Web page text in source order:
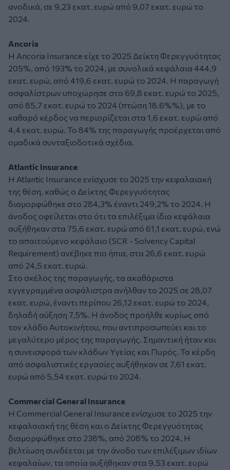
ανοδικά, σε 9,23 εκατ. ευρώ από 9,07 εκατ. ευρώ το
2024.
Ancoria
Η Ancoria Insurance είχε το 2025 Δείκτη Φερεγγυότητας
205%, από 193% το 2024, με συνολικά κεφάλαια 444,9
εκατ. ευρώ, από 419,6 εκατ. ευρώ το 2024. Η παραγωγή
ασφαλίστρων υποχώρησε στα 69,8 εκατ. ευρώ το 2025,
από 85,7 εκατ. ευρώ το 2024 (πτώση 18.6%%), με το
καθαρό κέρδος να περιορίζεται στα 1,6 εκατ. ευρώ από
4,4 εκατ. ευρώ. To 84% της παραγωγής προέρχεται από
ομαδικά συνταξιοδοτικά σχέδια.
Atlantic Insurance
Η Atlantic Insurance ενίσχυσε το 2025 την κεφαλαιακή
της θέση, καθώς ο Δείκτης Φερεγγυότητας
διαμορφώθηκε στο 284,3% έναντι 249,2% το 2024. Η
άνοδος οφείλεται στο ότι τα επιλέξιμα ίδια κεφάλαια
αυξήθηκαν στα 75,6 εκατ. ευρώ από 61,1 εκατ. ευρώ, ενώ
το απαιτούμενο κεφάλαιο (SCR - Solvency Capital
Requirement) ανέβηκε πιο ήπια, στα 26,6 εκατ. ευρώ
από 24,5 εκατ. ευρώ.
Στο σκέλος της παραγωγής, τα ακαθάριστα
εγγεγραμμένα ασφάλιστρα ανήλθαν το 2025 σε 28,07
εκατ. ευρώ, έναντι περίπου 26,12 εκατ. ευρώ το 2024,
δηλαδή αύξηση 7,5%. Η άνοδος προήλθε κυρίως από
τον κλάδο Αυτοκινήτου, που αντιπροσωπεύει και το
μεγαλύτερο μέρος της παραγωγής. Σημαντική ήταν και
η συνεισφορά των κλάδων Υγείας και Πυρός. Τα κέρδη
από ασφαλιστικές εργασίες αυξήθηκαν σε 7,61 εκατ.
ευρώ από 5,54 εκατ. ευρώ το 2024.
Commercial General Insurance
Η Commercial General Insurance ενίσχυσε το 2025 την
κεφαλαιακή της θέση και ο Δείκτης Φερεγγυότητας
διαμορφώθηκε στο 238%, από 208% το 2024. Η
βελτίωση συνδέεται με την άνοδο των επιλέξιμων ιδίων
κεφαλαίων, τα οποία αυξήθηκαν στα 9,53 εκατ. ευρώ